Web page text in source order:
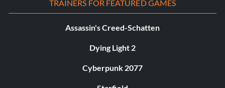
TRAINERS FOR FEATURED GAMES
Assassin's Creed-Schatten
Dying Light 2
Cyberpunk 2077